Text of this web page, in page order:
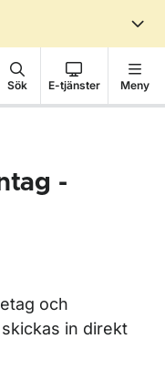
Sök E-tjänster Meny
-
och
in direkt